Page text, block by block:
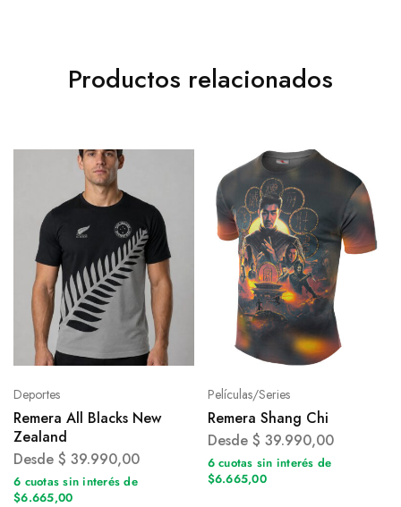
Productos relacionados
Deportes
Remera All Blacks New
Zealand
Desde $ 39.990,00
6 cuotas sin interés de
$6.665,00
Películas/Series
Remera Shang Chi
Desde $ 39.990,00
6 cuotas sin interés de
$6.665,00